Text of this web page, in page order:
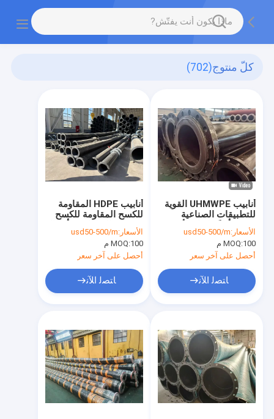
كلّ منتوج(702)
أنابيب HDPE المقاومة
للكسح المقاومة للكسح
مصممة للتعامل مع أحمال
الرواسب العالية لتمديد
عمر الخدمة وتقليل وقت
التوقف
الأسعار:usd50-500/m
MOQ:100 م
أحصل على آخر سعر
ﺎﺘﺼﻟ ﺍﻶﻧ
أنابيب UHMWPE القوية
للتطبيقات الصناعية
تضمن أداءً طويل الأمد
ومقاومة كيميائية
الأسعار:usd50-500/m
MOQ:100 م
أحصل على آخر سعر
ﺎﺘﺼﻟ ﺍﻶﻧ